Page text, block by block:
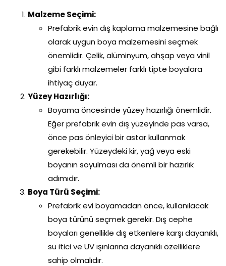
Malzeme Seçimi:
Prefabrik evin dış kaplama malzemesine bağlı
olarak uygun boya malzemesini seçmek
önemlidir. Çelik, alüminyum, ahşap veya vinil
gibi farklı malzemeler farklı tipte boyalara
ihtiyaç duyar.
Yüzey Hazırlığı:
Boyama öncesinde yüzey hazırlığı önemlidir.
Eğer prefabrik evin dış yüzeyinde pas varsa,
önce pas önleyici bir astar kullanmak
gerekebilir. Yüzeydeki kir, yağ veya eski
boyanın soyulması da önemli bir hazırlık
adımıdır.
Boya Türü Seçimi:
Prefabrik evi boyamadan önce, kullanılacak
boya türünü seçmek gerekir. Dış cephe
boyaları genellikle dış etkenlere karşı dayanıklı,
su itici ve UV ışınlarına dayanıklı özelliklere
sahip olmalıdır.